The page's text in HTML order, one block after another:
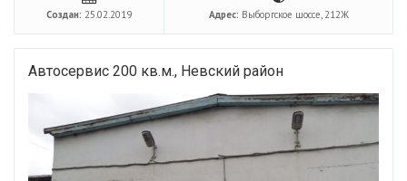
Создан: 25.02.2019 Адрес: Выборгское шоссе, 212Ж
Автосервис 200 кв.м., Невский район